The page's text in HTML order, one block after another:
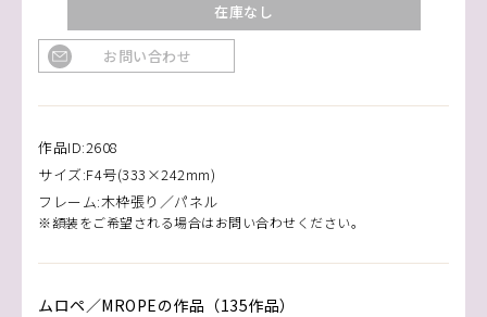
在庫なし
お問い合わせ
作品ID:2608
サイズ:F4号(333×242mm)
フレーム:木枠張り／パネル
※額装をご希望される場合はお問い合わせください。
ムロペ／MROPEの作品（135作品）